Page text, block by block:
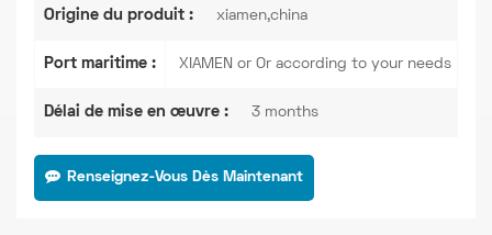
Origine du produit : xiamen,china
Port maritime : XIAMEN or Or according to your needs
Délai de mise en œuvre : 3 months
Renseignez-Vous Dès Maintenant